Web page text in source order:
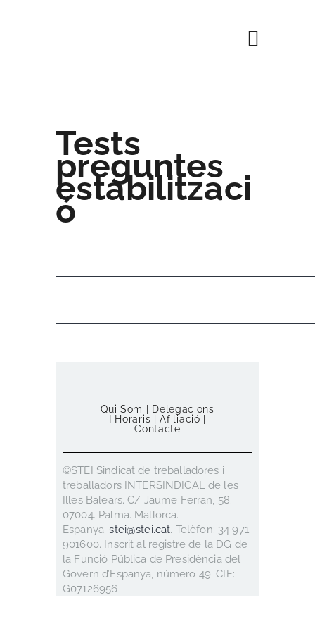
Tests
preguntes
estabilitzaci
ó
Qui Som
Delegacions
I Horaris |Afiliació
Contacte
©STEI Sindicat de treballadores i
treballadors INTERSINDICAL de les
Illes Balears. C/ Jaume Ferran, 58.
07004. Palma. Mallorca.
Espanya.stei@stei.cat. Telèfon: 34 971
901600. Inscrit al registre de la DG de
la Funció Pública de Presidència del
Govern d’Espanya, número 49. CIF:
G07126956